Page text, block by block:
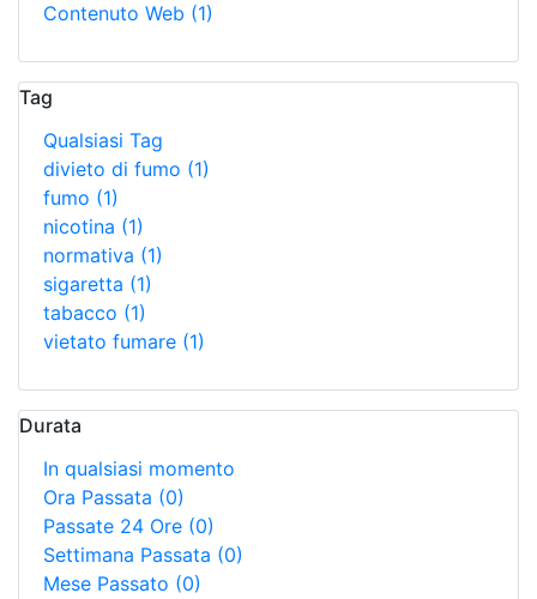
Contenuto Web (1)
Tag
Qualsiasi Tag
divieto di fumo (1)
fumo (1)
nicotina (1)
normativa (1)
sigaretta (1)
tabacco (1)
vietato fumare (1)
Durata
In qualsiasi momento
Ora Passata (0)
Passate 24 Ore (0)
Settimana Passata (0)
Mese Passato (0)